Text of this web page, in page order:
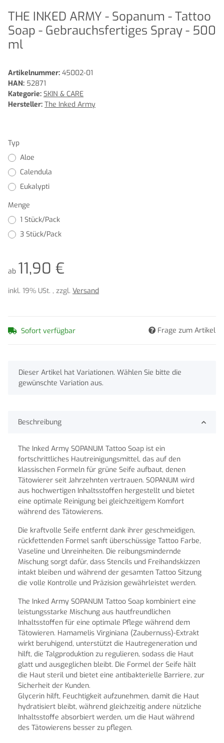
THE INKED ARMY - Sopanum - Tattoo
Soap - Gebrauchsfertiges Spray - 500
ml
Artikelnummer: 45002-01
HAN: 52871
Kategorie: SKIN & CARE
Hersteller: The Inked Army
Typ
Aloe
Calendula
Eukalypti
Menge
1 Stück/Pack
3 Stück/Pack
ab 11,90 €
inkl. 19% USt. , zzgl. Versand
Sofort verfügbar Frage zum Artikel
x
Dieser Artikel hat Variationen. Wählen Sie bitte die
gewünschte Variation aus.
Beschreibung
The Inked Army SOPANUM Tattoo Soap ist ein
fortschrittliches Hautreinigungsmittel, das auf den
klassischen Formeln für grüne Seife aufbaut, denen
Tätowierer seit Jahrzehnten vertrauen. SOPANUM wird
aus hochwertigen Inhaltsstoffen hergestellt und bietet
eine optimale Reinigung bei gleichzeitigem Komfort
während des Tätowierens.
Die kraftvolle Seife entfernt dank ihrer geschmeidigen,
rückfettenden Formel sanft überschüssige Tattoo Farbe,
Vaseline und Unreinheiten. Die reibungsmindernde
Mischung sorgt dafür, dass Stencils und Freihandskizzen
intakt bleiben und während der gesamten Tattoo Sitzung
die volle Kontrolle und Präzision gewährleistet werden.
The Inked Army SOPANUM Tattoo Soap kombiniert eine
leistungsstarke Mischung aus hautfreundlichen
Inhaltsstoffen für eine optimale Pflege während dem
Tätowieren. Hamamelis Virginiana (Zaubernuss)-Extrakt
wirkt beruhigend, unterstützt die Hautregeneration und
hilft, die Talgproduktion zu regulieren, sodass die Haut
glatt und ausgeglichen bleibt. Die Formel der Seife hält
die Haut steril und bietet eine antibakterielle Barriere, zur
Sicherheit der Kunden.
Glycerin hilft, Feuchtigkeit aufzunehmen, damit die Haut
hydratisiert bleibt, während gleichzeitig andere nützliche
Inhaltsstoffe absorbiert werden, um die Haut während
des Tätowierens besser zu pflegen.